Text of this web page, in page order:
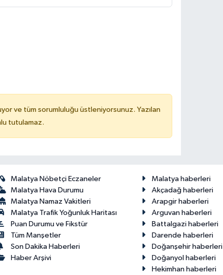
ve tüm sorumluluğu üstleniyorsunuz. Yazılan
tutulamaz.
Malatya Nöbetçi Eczaneler
Malatya Hava Durumu
Malatya Namaz Vakitleri
Malatya Trafik Yoğunluk Haritası
Puan Durumu ve Fikstür
Tüm Manşetler
Son Dakika Haberleri
Haber Arşivi
Malatya haberleri
Akçadağ haberleri
Arapgir haberleri
Arguvan haberleri
Battalgazi haberleri
Darende haberleri
Doğanşehir haberleri
Doğanyol haberleri
Hekimhan haberleri